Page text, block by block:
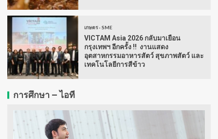
เกษตร - SME
VICTAM Asia 2026 กลับมาเยือน
กรุงเทพฯ อีกครั้ง !! งานแสดง
อุตสาหกรรมอาหารสัตว์ สุขภาพสัตว์ และ
เทคโนโลยีการสีข้าว
การศึกษา – ไอที